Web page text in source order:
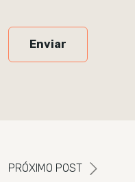
Enviar
PRÓXIMO POST